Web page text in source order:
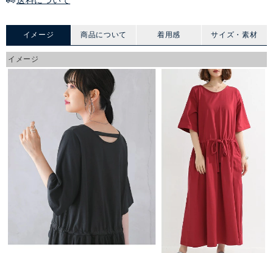
イメージ 商品について 着用感 サイズ・素材
イメージ